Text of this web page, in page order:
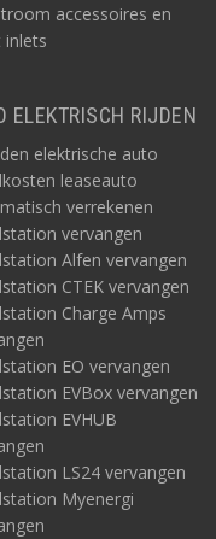
accessoires en
inlets
ELEKTRISCH RIJDEN
elektrische auto
leaseauto
verrekenen
vervangen
Alfen vervangen
CTEK vervangen
Charge Amps
EO vervangen
EVBox vervangen
EVHUB
LS24 vervangen
Myenergi